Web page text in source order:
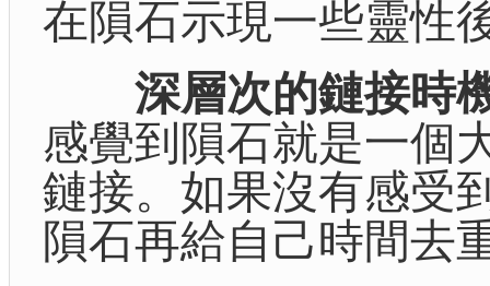
在隕石示現一些靈性
深層次的鏈接時
感覺到隕石就是一個
鏈接。如果沒有感受
隕石再給自己時間去